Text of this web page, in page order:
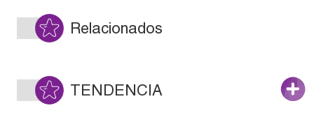
Relacionados
TENDENCIA